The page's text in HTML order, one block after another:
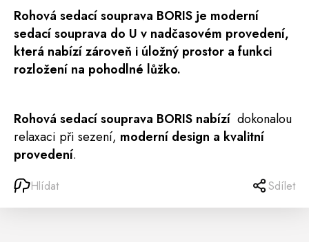
Rohová sedací souprava BORIS je moderní
sedací souprava do U v nadčasovém provedení,
která nabízí zároveň i úložný prostor a funkci
rozložení na pohodlné lůžko.
Rohová sedací souprava BORIS nabízí dokonalou
relaxaci při sezení, moderní design a kvalitní
provedení.
Hlídat Sdílet